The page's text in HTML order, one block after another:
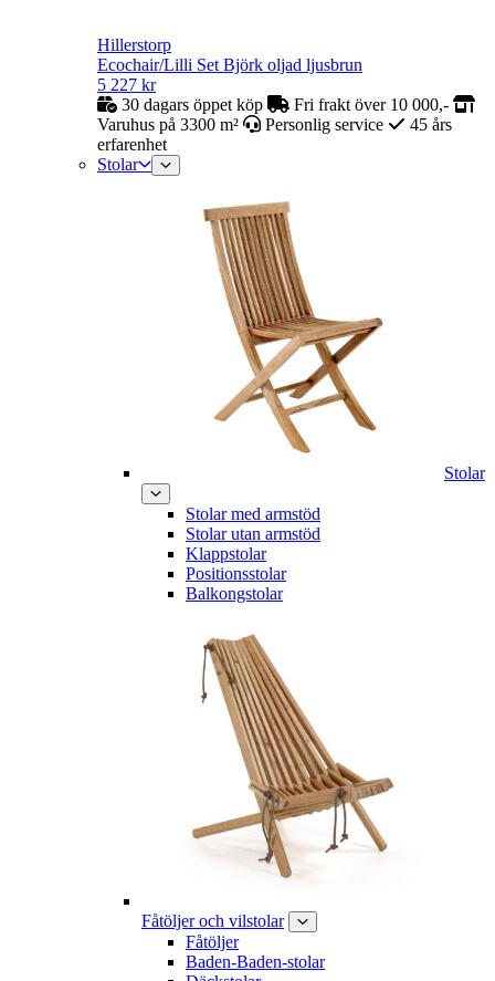
Hillerstorp
Ecochair/Lilli Set Björk oljad ljusbrun
5 227 kr
30 dagars öppet köp
Fri frakt över 10 000,-
Varuhus på 3300 m²
Personlig service
45 års
erfarenhet
Stolar
Stolar
Stolar med armstöd
Stolar utan armstöd
Klappstolar
Positionsstolar
Balkongstolar
Fåtöljer och vilstolar
Fåtöljer
Baden-Baden-stolar